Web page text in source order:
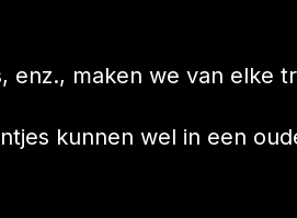
maken we van elke
kunnen wel in een